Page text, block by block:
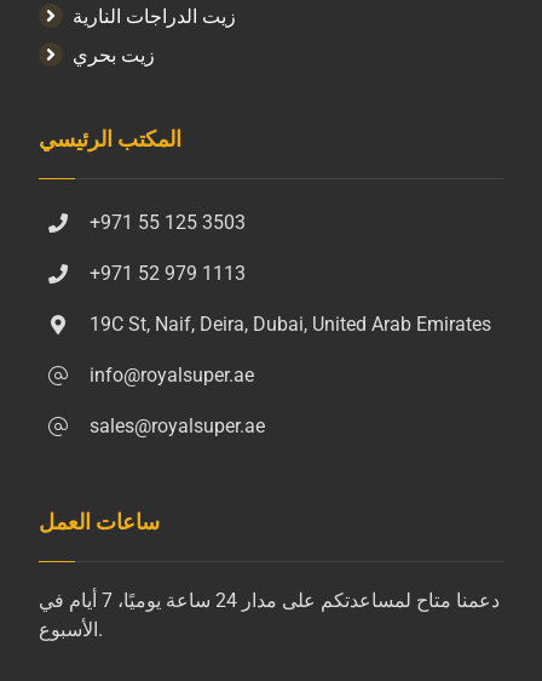
زيت الدراجات النارية
زيت بحري
المكتب الرئيسي
+971 55 125 3503
+971 52 979 1113
19C St, Naif, Deira, Dubai, United Arab Emirates
info@royalsuper.ae
sales@royalsuper.ae
ساعات العمل
دعمنا متاح لمساعدتكم على مدار 24 ساعة يوميًا، 7 أيام في
الأسبوع.